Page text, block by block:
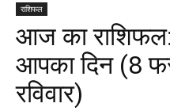
राशिफल
आज का राशिफल:
आपका दिन (8
रविवार)